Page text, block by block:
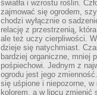
światła i wzrostu roślin.
zajmować się ogrodem,
chodzi wyłącznie o
relację z przestrzenią,
ale też uczy cierpliwości.
dzieje się natychmiast.
bardziej organiczne, mniej
pośpiechowi. Jednym z
ogrodu jest jego
się uśpione i niepozorne,
kolorem, a w lipcu zmienić